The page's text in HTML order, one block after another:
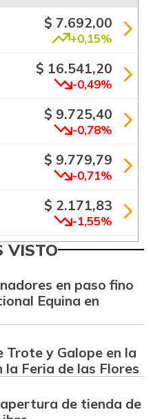
$ 7.692,00
+0,15%
$ 16.541,20
-0,49%
$ 9.725,40
-0,78%
$ 9.779,79
-0,71%
$ 2.171,83
-1,55%
$ 6.672,89
$ 7.289,10
$ 8.366,30
-1,18%
$ 1.634,56
VISTO
en paso fino
Equina en
Trote y Galope en la
Feria de las Flores
de tienda de